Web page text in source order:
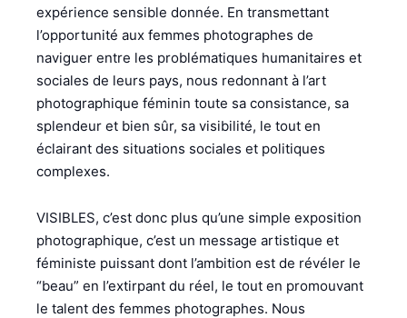
expérience sensible donnée. En transmettant
l’opportunité aux femmes photographes de
naviguer entre les problématiques humanitaires et
sociales de leurs pays, nous redonnant à l’art
photographique féminin toute sa consistance, sa
splendeur et bien sûr, sa visibilité, le tout en
éclairant des situations sociales et politiques
complexes.
VISIBLES, c’est donc plus qu’une simple exposition
photographique, c’est un message artistique et
féministe puissant dont l’ambition est de révéler le
“beau” en l’extirpant du réel, le tout en promouvant
le talent des femmes photographes. Nous